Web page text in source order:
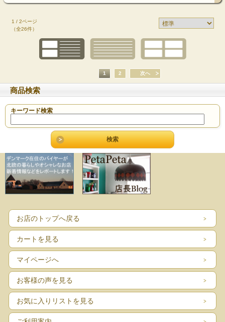
1 / 2ページ
（全26件）
1 2 次へ
商品検索
キーワード検索
お店のトップへ戻る
カートを見る
マイページへ
お客様の声を見る
お気に入りリストを見る